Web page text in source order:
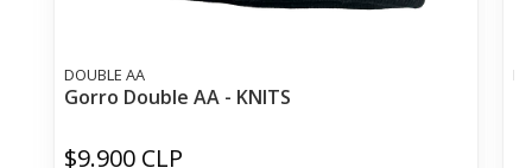
DOUBLE AA
Gorro Double AA - KNITS
$9.900 CLP